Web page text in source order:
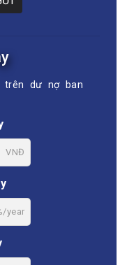
trên dư nợ ban
VNĐ
year